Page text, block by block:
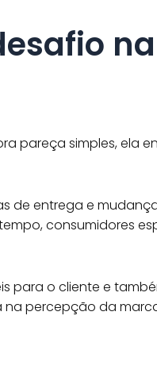
pareça simples, ela
de entrega e
consumidores
para o cliente e
na percepção da